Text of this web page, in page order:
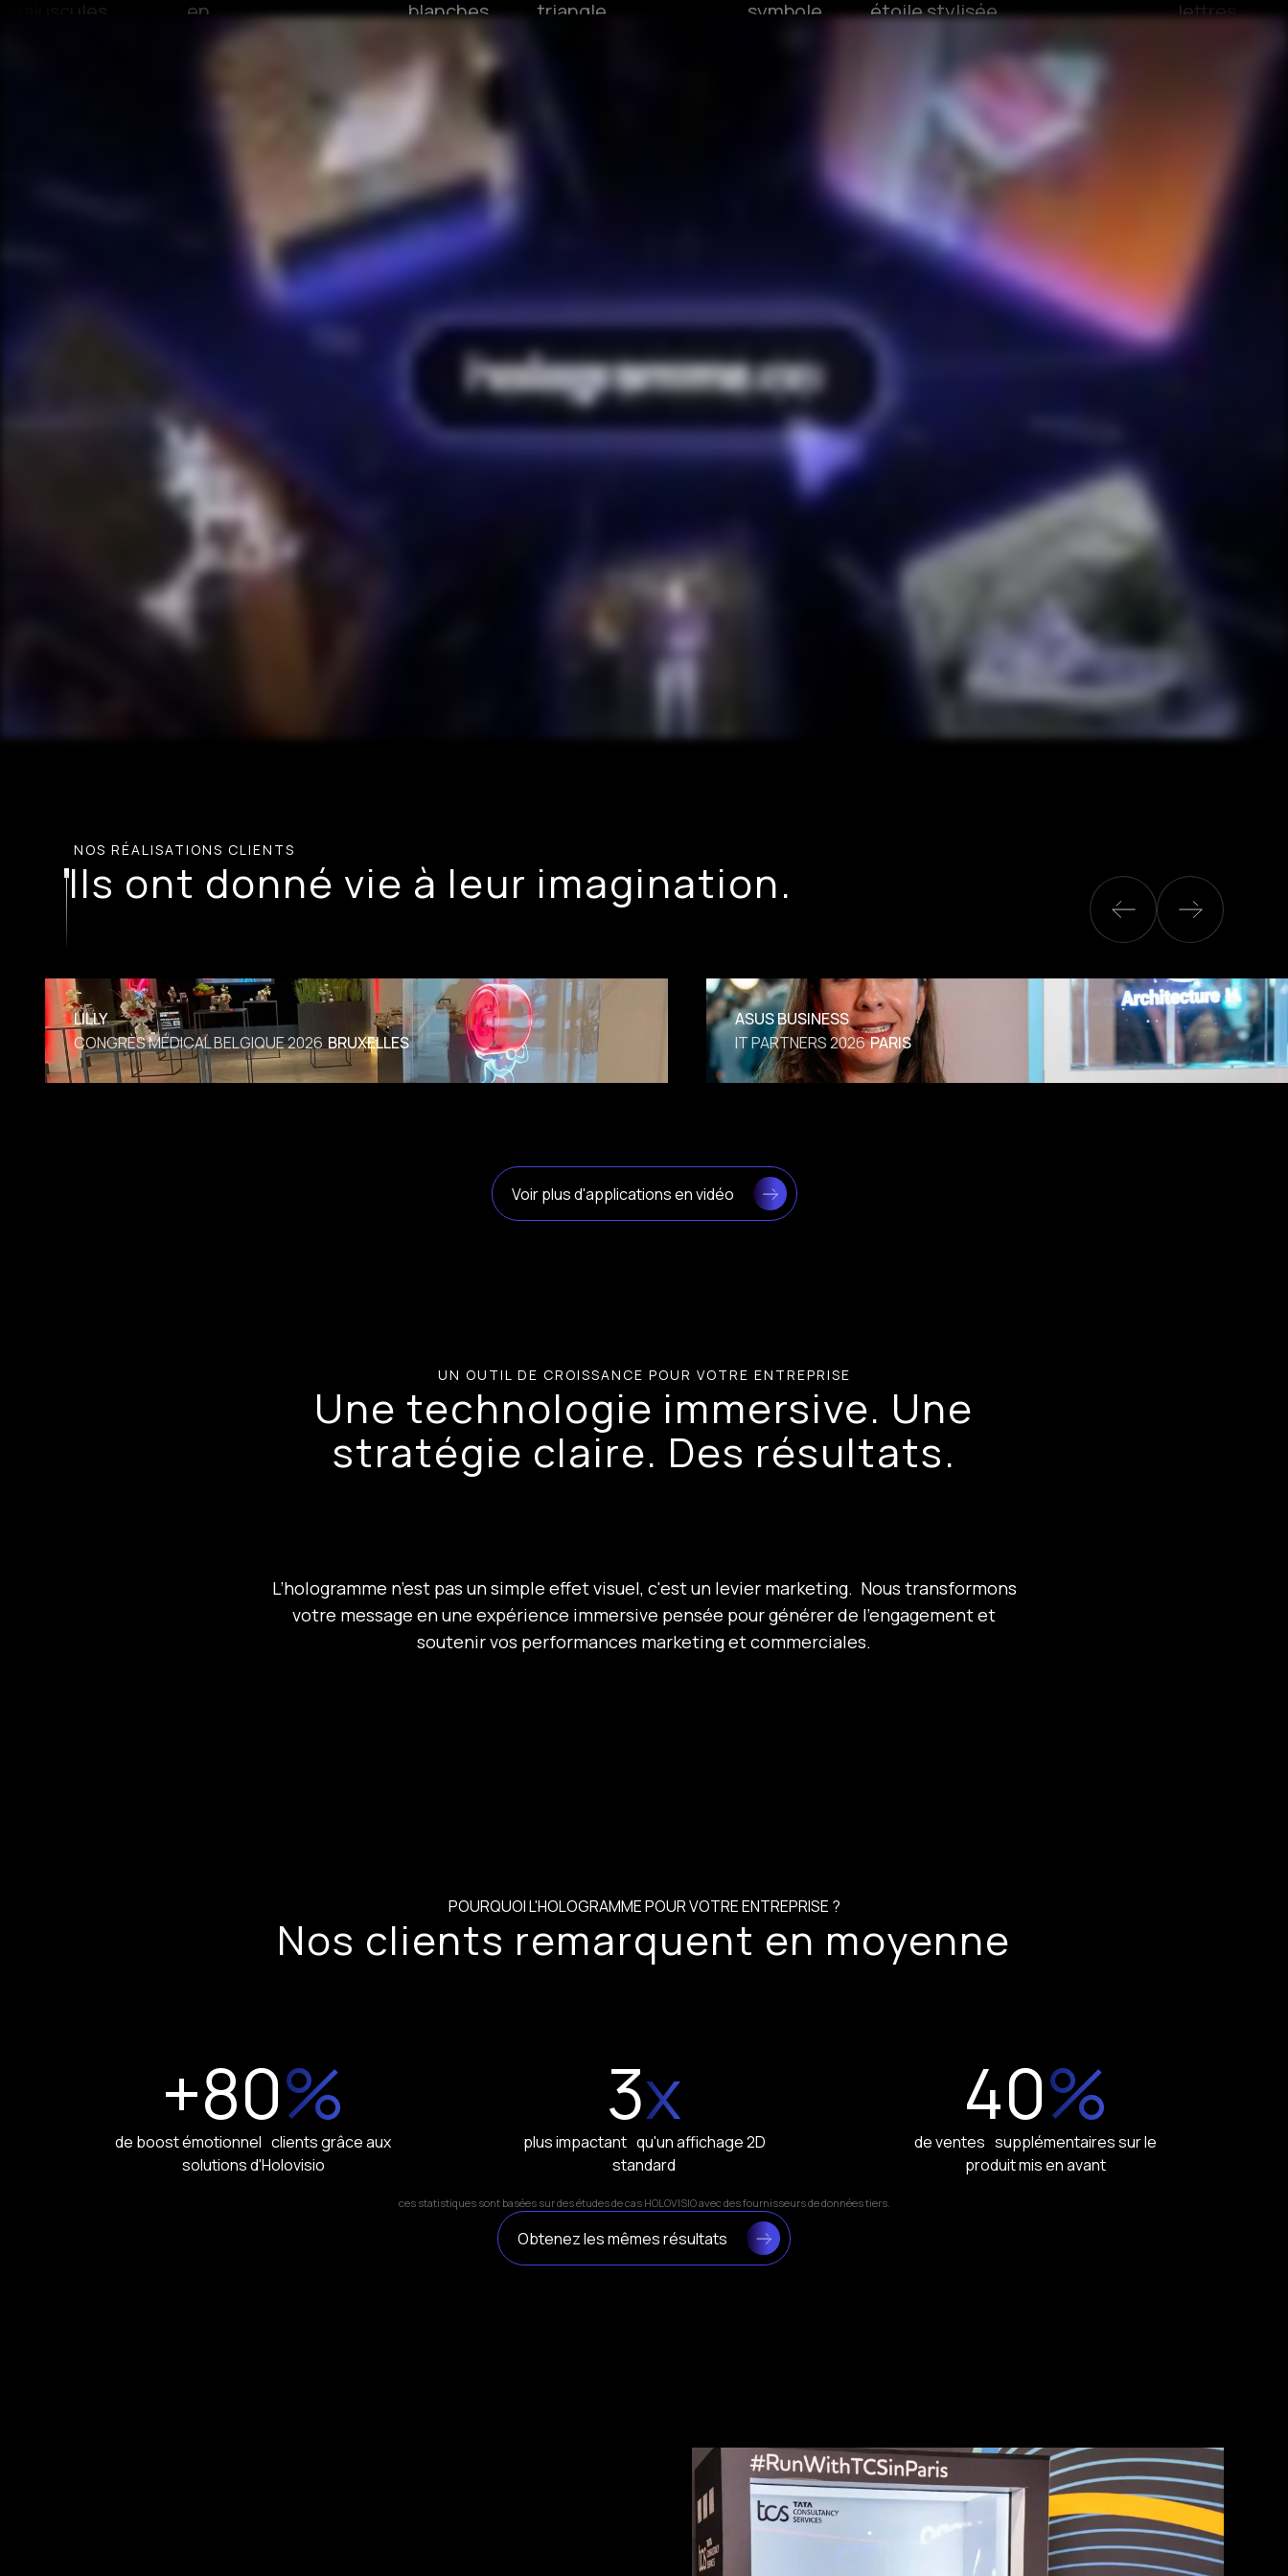
NOS RÉALISATIONS CLIENTS
Ils ont donné vie à leur imagination.
LILLY
CONGRÈS MÉDICAL BELGIQUE 2026 BRUXELLES
ASUS BUSINESS
IT PARTNERS 2026 PARIS
Voir plus d'applications en vidéo
UN OUTIL DE CROISSANCE POUR VOTRE ENTREPRISE
Une technologie immersive. Une
stratégie claire. Des résultats.
L’hologramme n’est pas un simple effet visuel, c'est un levier marketing. Nous transformons
votre message en une expérience immersive pensée pour générer de l’engagement et
soutenir vos performances marketing et commerciales.
POURQUOI L'HOLOGRAMME POUR VOTRE ENTREPRISE ?
Nos clients remarquent en moyenne
+80%
de boost émotionnel clients grâce aux
solutions d'Holovisio
3x
plus impactant qu'un affichage 2D
standard
40%
de ventes supplémentaires sur le
produit mis en avant
ces statistiques sont basées sur des études de cas HOLOVISIO avec des fournisseurs de données tiers.
Obtenez les mêmes résultats